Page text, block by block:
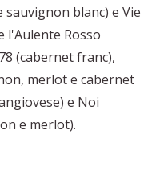
blanc) e Vie
l'Aulente Rosso
(cabernet franc),
merlot e cabernet
e Noi
e merlot).